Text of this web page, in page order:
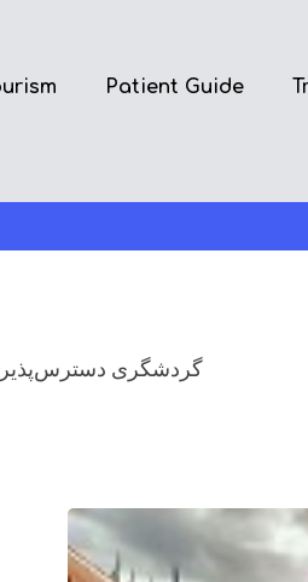
Patient Guide
گردشگری دسترس‌پذیر |